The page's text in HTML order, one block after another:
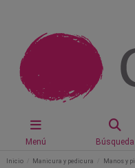
Menú Búsqueda
Inicio Manicura y pedicura Manos y